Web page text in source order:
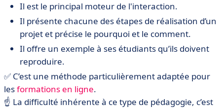
Il est le principal moteur de l'interaction.
Il présente chacune des étapes de réalisation d’un
projet et précise le pourquoi et le comment.
Il offre un exemple à ses étudiants qu’ils doivent
reproduire.
✅ C’est une méthode particulièrement adaptée pour
lesformations en ligne.
☝️ La difficulté inhérente à ce type de pédagogie, c’est